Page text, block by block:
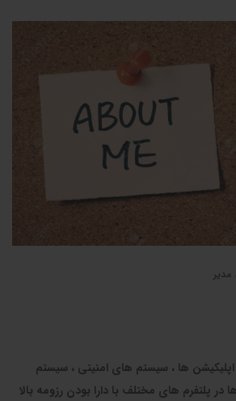
اپلیکیشن ها ، سیستم های امنیتی ، سیستم
در پلتفرم های مختلف با دارا بودن رزومه بالا